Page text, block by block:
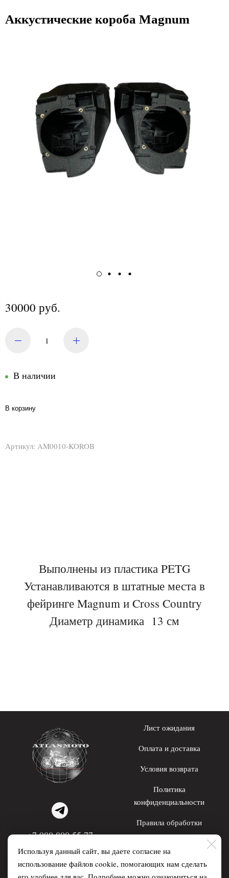
Аккустические короба Magnum
30000 руб.
В наличии
В корзину
Артикул: AM0010-KOROB
Выполнены из пластика PETG
Устанавливаются в штатные места в
фейринге Magnum и Cross Country
Диаметр динамика 13 см
Используя данный сайт, вы даете согласие на
использование файлов cookie, помогающих нам сделать
+7 980 800 55 77
WhatsApp; Telegram
Лист ожидания
Оплата и доставка
Условия возврата
Политика
конфиденциальности
Правила обработки
персональных данных